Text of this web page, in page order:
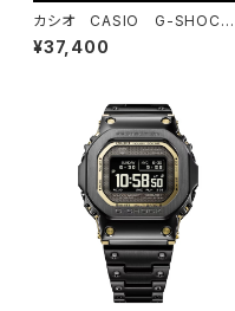
カシオ CASIO G-SHOCK
ジーショック エヴァンゲリオ
ンコラボレーションモデル GA
¥37,400